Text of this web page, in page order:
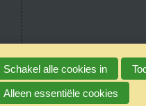
Disclaimer Verantwoord
Schakel alle cookies in
Alleen essentiële cookies